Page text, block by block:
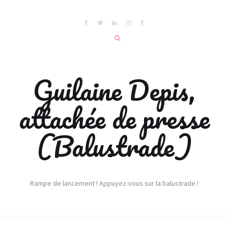
Guilaine Depis,
attachée de presse
(Balustrade)
Rampe de lancement ! Appuyez-vous sur la balustrade !